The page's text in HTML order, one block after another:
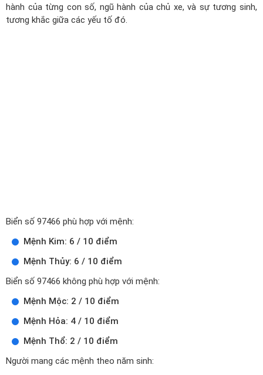
hành của từng con số, ngũ hành của chủ xe, và sự tương sinh,
tương khắc giữa các yếu tố đó.
Biển số 97466 phù hợp với mệnh:
Mệnh Kim: 6 / 10 điểm
Mệnh Thủy: 6 / 10 điểm
Biển số 97466 không phù hợp với mệnh:
Mệnh Mộc: 2 / 10 điểm
Mệnh Hỏa: 4 / 10 điểm
Mệnh Thổ: 2 / 10 điểm
Người mang các mệnh theo năm sinh: